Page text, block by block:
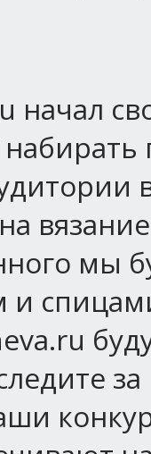
начал
мы
и